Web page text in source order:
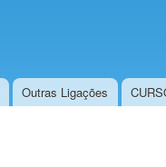
Outras Ligações